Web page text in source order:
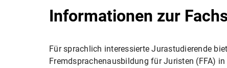
Informationen zur
Für sprachlich interessierte Jurastudierende
Fremdsprachenausbildung für Juristen (FFA)